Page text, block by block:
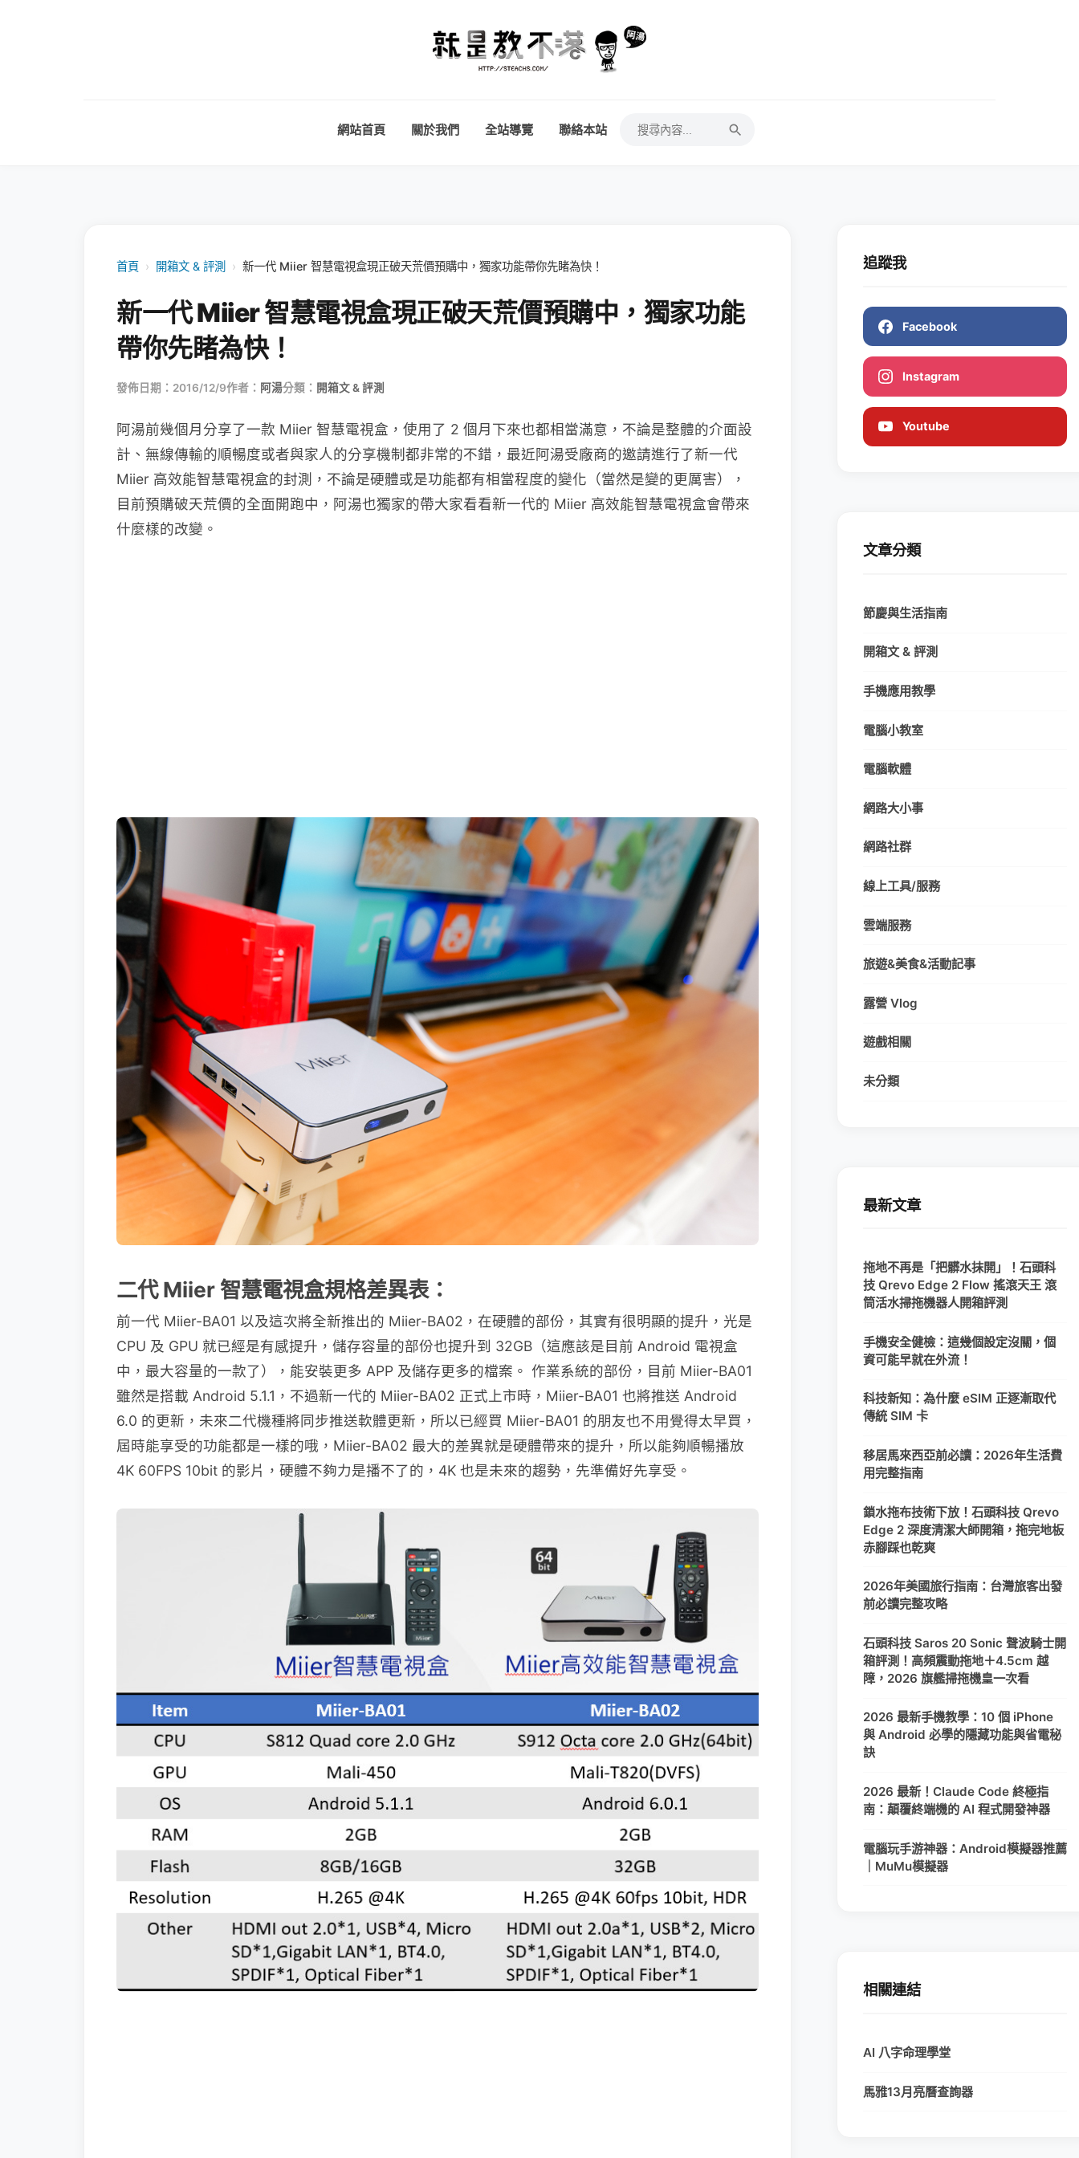
網站首頁 關於我們 全站導覽 聯絡本站
首頁 › 開箱文 & 評測 › 新一代 Miier 智慧電視盒現正破天荒價預購中，獨家功能帶你先睹為快！
新一代 Miier 智慧電視盒現正破天荒價預購中，獨家功能
帶你先睹為快！
發佈日期：2016/12/9作者： 阿湯分類： 開箱文 & 評測
阿湯前幾個月分享了一款 Miier 智慧電視盒，使用了 2 個月下來也都相當滿意，不論是整體的介面設
計、無線傳輸的順暢度或者與家人的分享機制都非常的不錯，最近阿湯受廠商的邀請進行了新一代
Miier 高效能智慧電視盒的封測，不論是硬體或是功能都有相當程度的變化（當然是變的更厲害），
目前預購破天荒價的全面開跑中，阿湯也獨家的帶大家看看新一代的 Miier 高效能智慧電視盒會帶來
什麼樣的改變。
二代 Miier 智慧電視盒規格差異表：
前一代 Miier-BA01 以及這次將全新推出的 Miier-BA02，在硬體的部份，其實有很明顯的提升，光是
CPU 及 GPU 就已經是有感提升，儲存容量的部份也提升到 32GB（這應該是目前 Android 電視盒
中，最大容量的一款了），能安裝更多 APP 及儲存更多的檔案。 作業系統的部份，目前 Miier-BA01
雖然是搭載 Android 5.1.1，不過新一代的 Miier-BA02 正式上市時，Miier-BA01 也將推送 Android
6.0 的更新，未來二代機種將同步推送軟體更新，所以已經買 Miier-BA01 的朋友也不用覺得太早買，
屆時能享受的功能都是一樣的哦，Miier-BA02 最大的差異就是硬體帶來的提升，所以能夠順暢播放
4K 60FPS 10bit 的影片，硬體不夠力是播不了的，4K 也是未來的趨勢，先準備好先享受。
追蹤我
Facebook
Instagram
Youtube
文章分類
節慶與生活指南
開箱文 & 評測
手機應用教學
電腦小教室
電腦軟體
網路大小事
網路社群
線上工具/服務
雲端服務
旅遊&美食&活動記事
露營 Vlog
遊戲相關
未分類
最新文章
拖地不再是「把髒水抹開」！石頭科
技 Qrevo Edge 2 Flow 搖滾天王 滾
筒活水掃拖機器人開箱評測
手機安全健檢：這幾個設定沒關，個
資可能早就在外流！
科技新知：為什麼 eSIM 正逐漸取代
傳統 SIM 卡
移居馬來西亞前必讀：2026年生活費
用完整指南
鎖水拖布技術下放！石頭科技 Qrevo
Edge 2 深度清潔大師開箱，拖完地板
赤腳踩也乾爽
2026年美國旅行指南：台灣旅客出發
前必讀完整攻略
石頭科技 Saros 20 Sonic 聲波騎士開
箱評測！高頻震動拖地＋4.5cm 越
障，2026 旗艦掃拖機皇一次看
2026 最新手機教學：10 個 iPhone
與 Android 必學的隱藏功能與省電秘
訣
2026 最新！Claude Code 終極指
南：顛覆終端機的 AI 程式開發神器
電腦玩手游神器：Android模擬器推薦
｜MuMu模擬器
相關連結
AI 八字命理學堂
馬雅13月亮曆查詢器